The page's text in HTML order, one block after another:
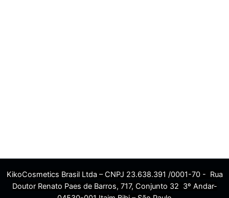
KikoCosmetics Brasil Ltda – CNPJ 23.638.391 /0001-70 - Rua
Doutor Renato Paes de Barros, 717, Conjunto 32 3º Andar-